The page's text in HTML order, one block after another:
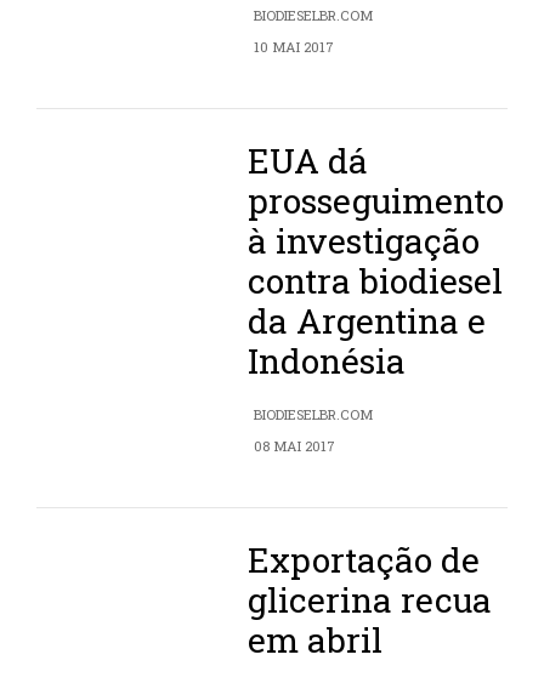
BIODIESELBR.COM
10 MAI 2017
EUA dá
prosseguimento
à investigação
contra biodiesel
da Argentina e
Indonésia
BIODIESELBR.COM
08 MAI 2017
Exportação de
glicerina recua
em abril